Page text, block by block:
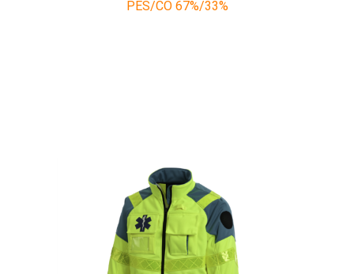
PES/CO 67%/33%